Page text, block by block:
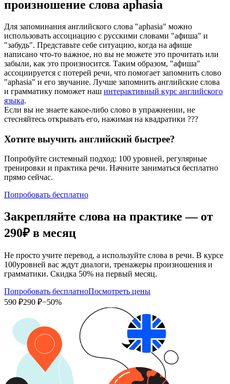
произношение слова aphasia
Для запоминания английского слова "aphasia" можно
использовать ассоциацию с русскими словами "афиша" и
"забудь". Представьте себе ситуацию, когда на афише
написано что-то важное, но вы не можете это прочитать или
забыли, как это произносится. Таким образом, "афиша"
ассоциируется с потерей речи, что помогает запомнить слово
"aphasia" и его звучание. Лучше запомнить английские слова
и грамматику поможет наш интерактивный курс английского
языка.
Если вы не знаете какое-либо слово в упражнении, не
стесняйтесь открывать его, нажимая на квадратики ???
Хотите выучить английский быстрее?
Попробуйте системный подход: 100 уровней, регулярные
тренировки и практика речи. Начните заниматься бесплатно
прямо сейчас.
Попробовать бесплатно
Закрепляйте слова на практике — от
290₽ в месяц
Не просто учите перевод, а используйте слова в речи. В курсе
100уровней вас ждут диалоги, тренажеры произношения и
грамматики. Скидка 50% на первый месяц.
Попробовать бесплатноПосмотреть цены
590 ₽290 ₽−50%